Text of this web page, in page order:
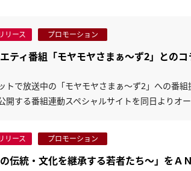
リース プロモーション
ティ番組「モヤモヤさまぁ～ず2」との
トで放送中の「モヤモヤさまぁ～ず2」への番
開する番組連動スペシャルサイトを同日よりオー
リース プロモーション
の伝統・文化を継承する若者たち～」を